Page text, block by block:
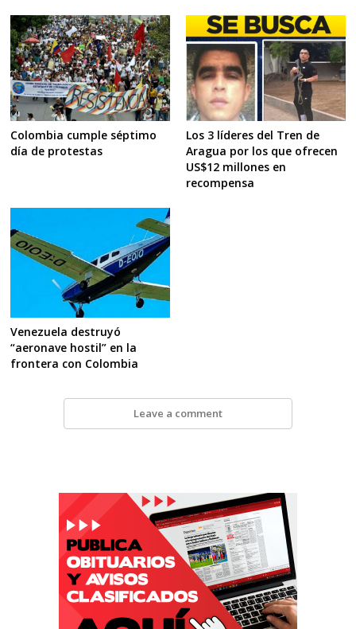
Colombia cumple séptimo
día de protestas
Los 3 líderes del Tren de
Aragua por los que ofrecen
US$12 millones en
recompensa
Venezuela destruyó
“aeronave hostil” en la
frontera con Colombia
Leave a comment